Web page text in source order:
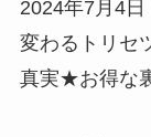
2024年7月4
変わるトリセ
真実★お得な